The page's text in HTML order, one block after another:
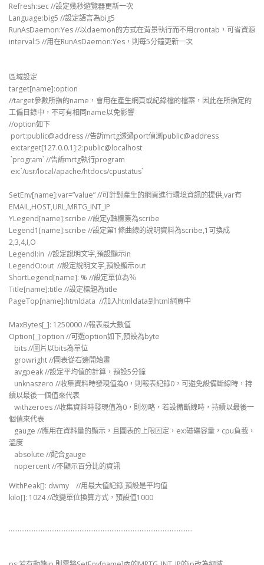
Refresh:sec //設定幾秒遊覽器更新一次
Language:big5 //設定語言為big5
RunAsDaemon:Yes //以daemon的方式在背景執行而不用crontab，可省資源
interval:5 //用在RunAsDaemon:Yes，則每5分鐘更新一次
區域設定
target[name]:option
//target參數所指的name，會用在產生網頁或紀錄檔的檔案，因此在所指定的
工偏目錄中，不可有相同name以免影響
//option如下
port:public@address //告訢mrtg透過port偵測public@address
ex:target[127.0.0.1]:2:public@localhost
`program` //告訴mrtg執行program
ex:`/usr/local/apache/htdocs/cpustatus`
SetEnv[name]:var=”value” //可針對產生的網頁進行環境資訊的提供,var有
EMAIL,HOST,URL,MRTG_INT_IP
YLegend[name]:scribe //設定y軸標簽為scribe
Legend1[name]:scribe //設定第1條曲線的說明資料為scribe,1可換成
2,3,4,I,O
LegendI:in //設定說明文字,預設顯示in
LegendO:out //設定說明文字,預設顯示out
ShortLegend[name]: % //設定單位為％
Title[name]:title //設定標題為title
PageTop[name]:htmldata //加入htmldata到html網頁中
MaxBytes[_]: 1250000 //報表最大數值
Option[_]:option //可選option如下,預設為byte
bits //圖片以bits為單位
growright //圖表從右邊開始畫
avgpeak //設定平均值的計算，預設5分鐘
unknaszero //收集資料時發現值為0，則報表紀錄0，可避免設備斷線時，持
續以最後一個值來代表
withzeroes //收集資料時發現值為0，則勿略，若設備斷線時，持續以最後一
個值來代表
gauge //應用在資料量的顯示，且圖表的上限固定，ex:磁碟容量，cpu負載，
溫度
absolute //配合gauge
nopercent //不顯示百分比的資訊
WithPeak[]: dwmy //用最大值記錄,預設是平均值
kilo[]: 1024 //改變單位換算方式，預設值1000
…………………………………………………………………………………………..